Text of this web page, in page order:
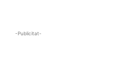
-Publicitat-